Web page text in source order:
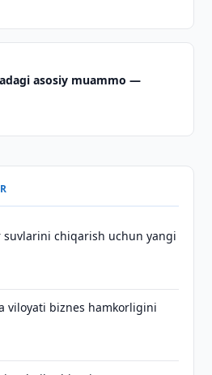
asosiy muammo —
suvlarini chiqarish uchun yangi
viloyati biznes hamkorligini